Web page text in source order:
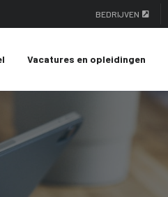
BEDRIJVEN
Vacatures en opleidingen